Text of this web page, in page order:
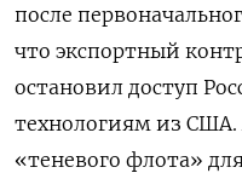
после
что экспортный
остановил доступ
технологиям из США.
«теневого флота»